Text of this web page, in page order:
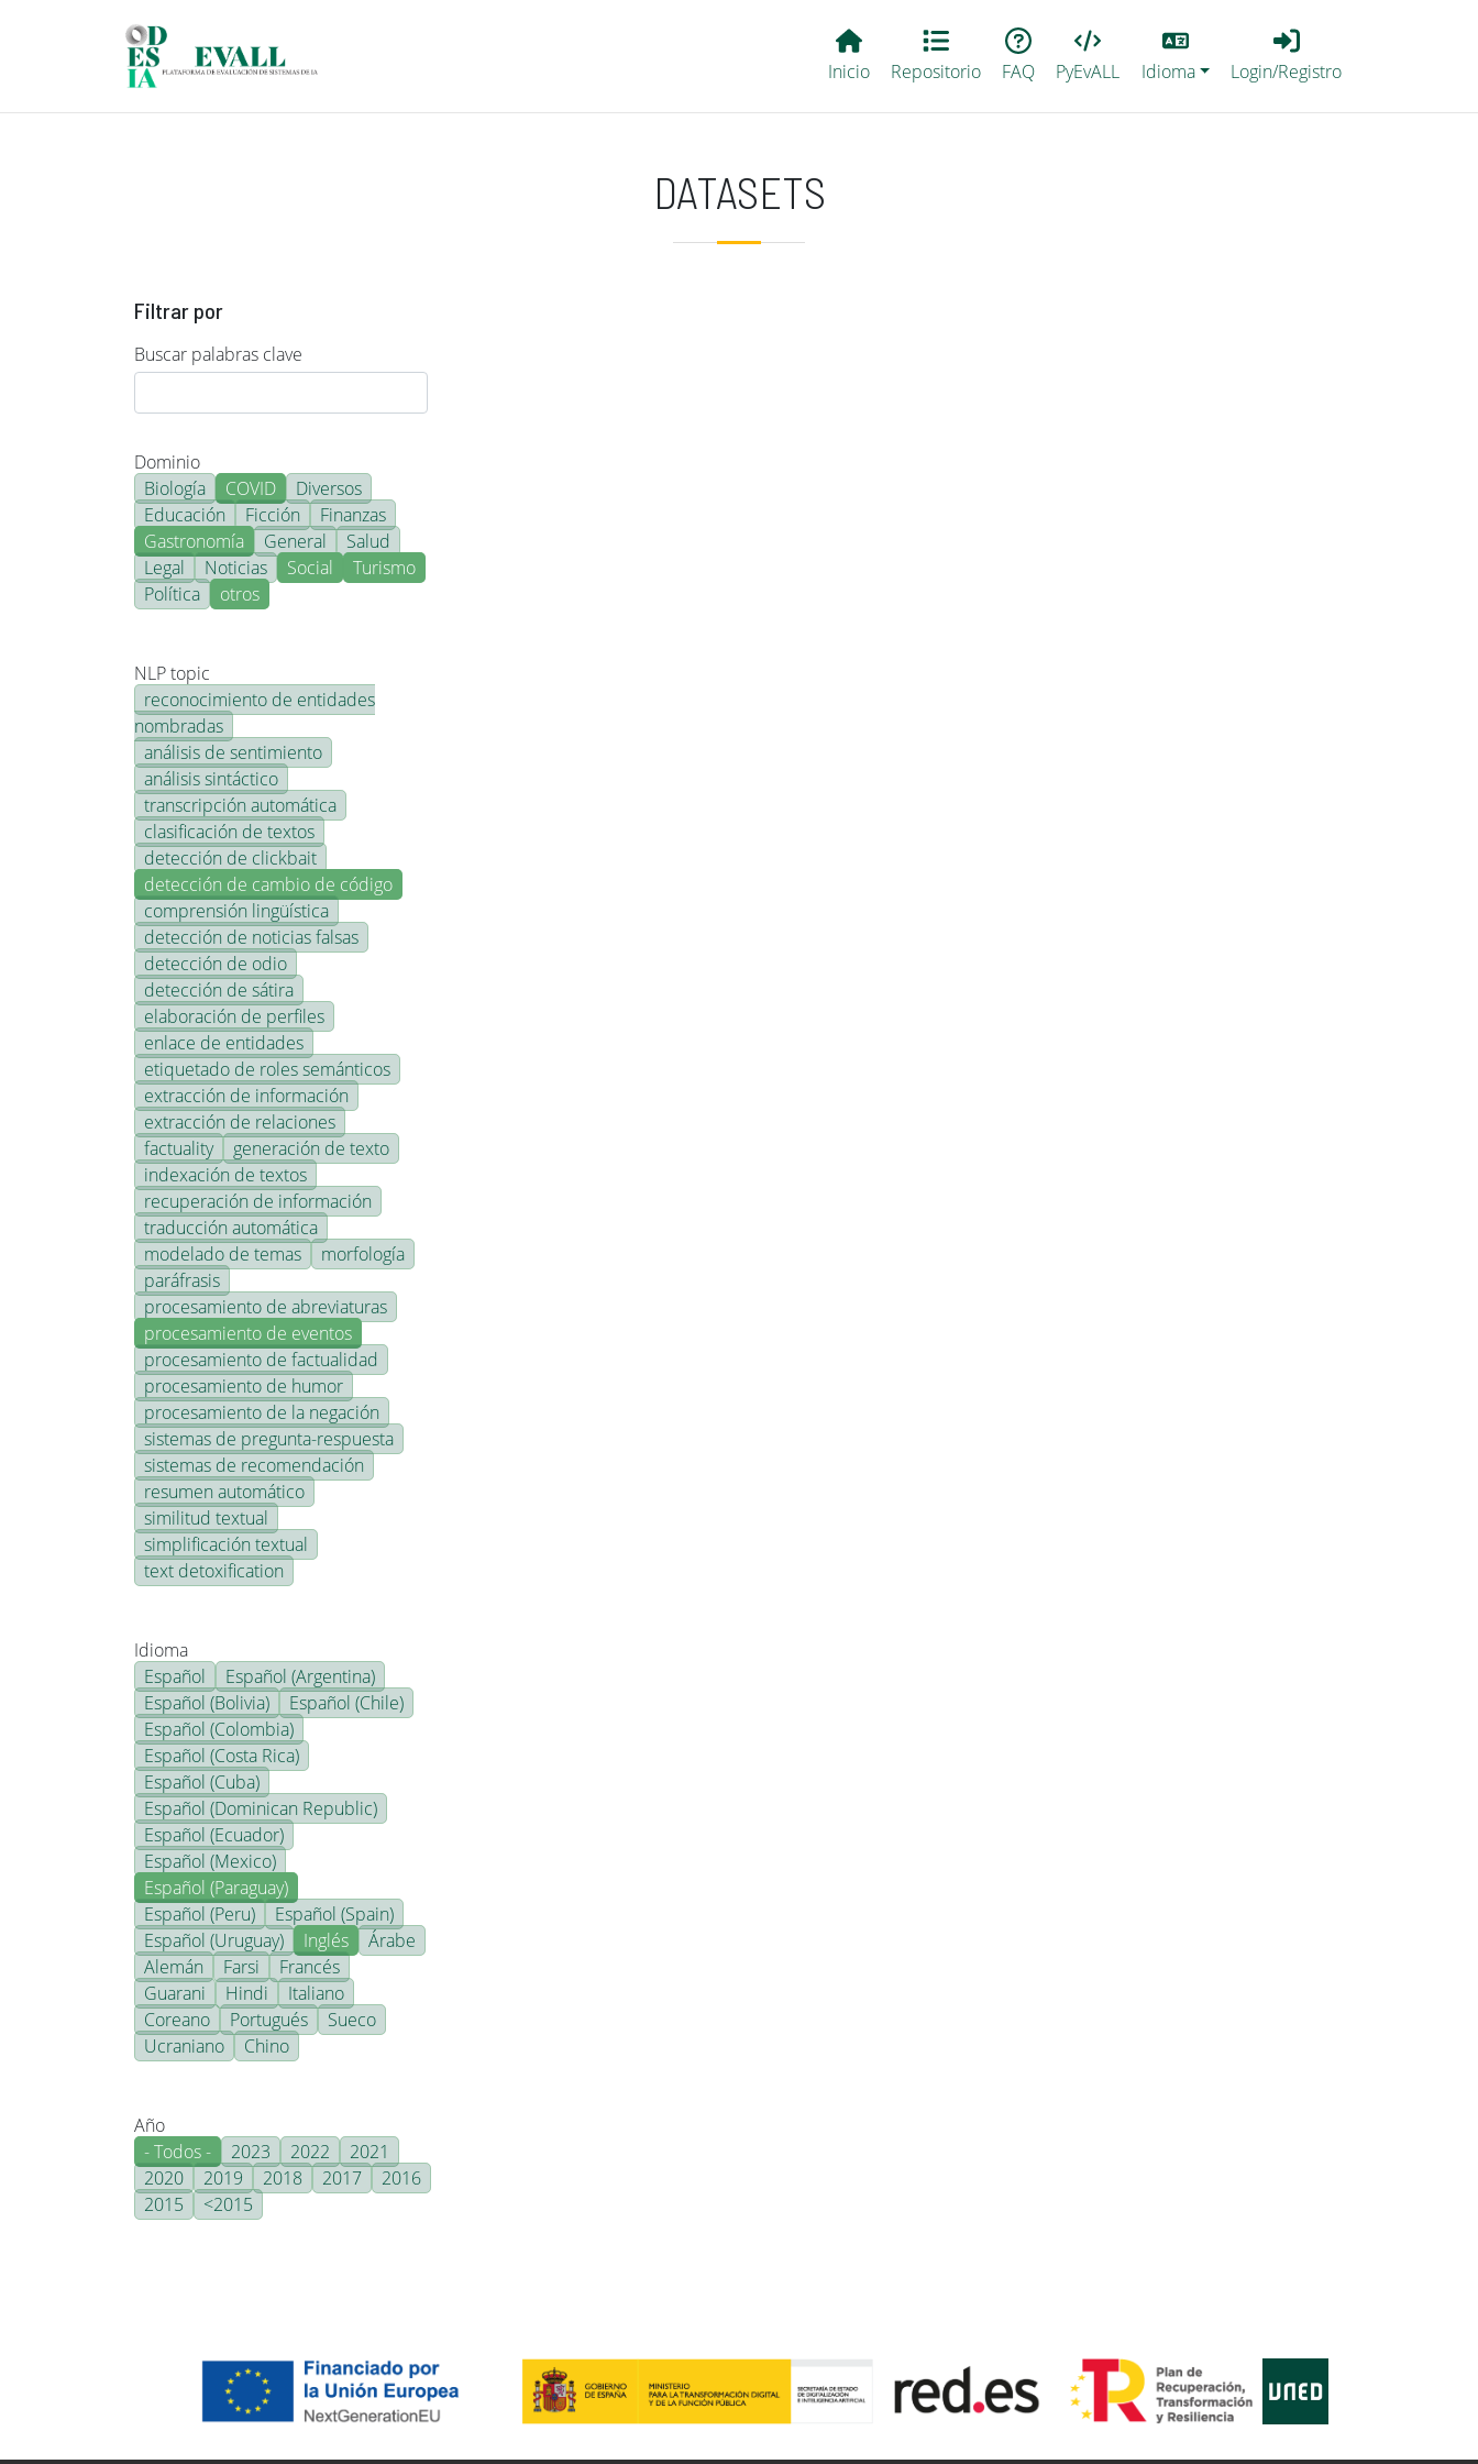
Main EvALL
Inicio Repositorio FAQ PyEvALL
Lang
Idioma
Login_Registro
Login/Registro
DATASETS
Filtrar por
Buscar palabras clave
Dominio
Biología
COVID
Diversos
Educación
Ficción
Finanzas
Gastronomía
General
Salud
Legal
Noticias Social
Turismo
Política
otros
NLP topic
reconocimiento de entidades
nombradas
análisis de sentimiento
análisis sintáctico
transcripción automática
clasificación de textos
detección de clickbait
detección de cambio de código
comprensión lingüística
detección de noticias falsas
detección de odio
detección de sátira
elaboración de perfiles
enlace de entidades
etiquetado de roles semánticos
extracción de información
extracción de relaciones
factuality
generación de texto
indexación de textos
recuperación de información
traducción automática
modelado de temas
morfología
paráfrasis
procesamiento de abreviaturas
procesamiento de eventos
procesamiento de factualidad
procesamiento de humor
procesamiento de la negación
sistemas de pregunta-respuesta
sistemas de recomendación
resumen automático
similitud textual
simplificación textual
text detoxification
Idioma
Español
Español (Argentina)
Español (Bolivia)
Español (Chile)
Español (Colombia)
Español (Costa Rica)
Español (Cuba)
Español (Dominican Republic)
Español (Ecuador)
Español (Mexico)
Español (Paraguay)
Español (Peru)
Español (Spain)
Español (Uruguay)
Inglés
Árabe
Alemán
Farsi
Francés
Guarani
Hindi
Italiano
Coreano
Portugués
Sueco
Ucraniano
Chino
Año
- Todos -
2023 2022
2021
2020
2019 2018 2017
2016
2015
<2015